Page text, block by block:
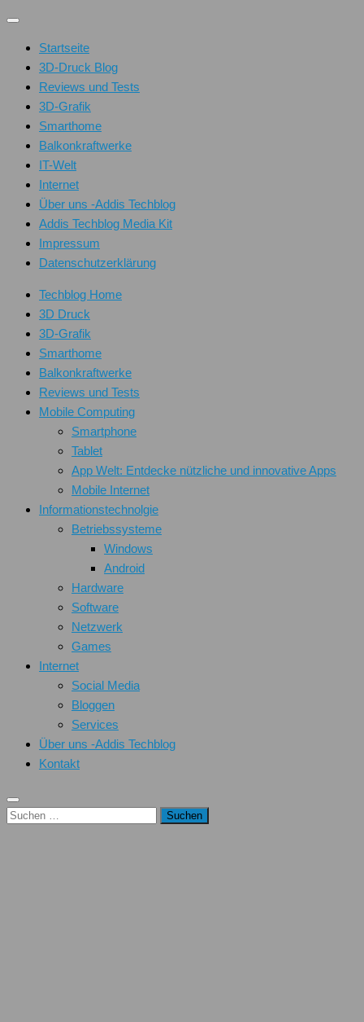
Unter
Inhalt
Startseite
3D-Druck Blog
Reviews und Tests
3D-Grafik
Smarthome
Balkonkraftwerke
IT-Welt
Internet
Über uns -Addis Techblog
Addis Techblog Media Kit
Impressum
Datenschutzerklärung
Techblog Home
3D Druck
3D-Grafik
Smarthome
Balkonkraftwerke
Reviews und Tests
Mobile Computing
Smartphone
Tablet
App Welt: Entdecke nützliche und innovative Apps
Mobile Internet
Informationstechnolgie
Betriebssysteme
Windows
Android
Hardware
Software
Netzwerk
Games
Internet
Social Media
Bloggen
Services
Über uns -Addis Techblog
Kontakt
Suchen